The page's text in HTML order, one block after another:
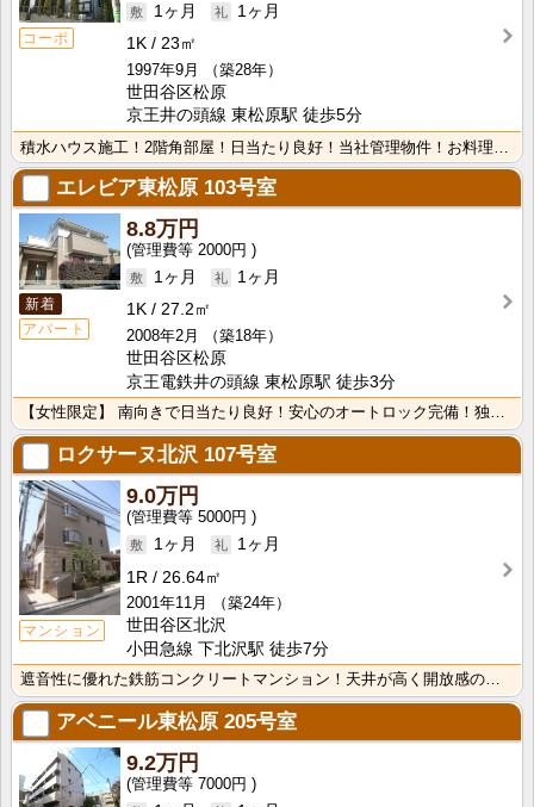
コーポ
1ヶ月
1ヶ月
1K
23㎡
1997年9月
（築28年）
世田谷区松原
京王井の頭線 東松原駅 徒歩5分
エレビア東松原 103号室
新着
アパート
8.8万円
2000円
1ヶ月
1ヶ月
1K
27.2㎡
2008年2月
（築18年）
世田谷区松原
京王電鉄井の頭線 東松原駅 徒歩3分
【女性限定】 南向きで日当たり良好！安心のオートロック完備！独立洗面台
ロクサーヌ北沢 107号室
マンション
9.0万円
5000円
1ヶ月
1ヶ月
1R
26.64㎡
2001年11月
（築24年）
世田谷区北沢
小田急線 下北沢駅 徒歩7分
遮音性に優れた鉄筋コンクリートマンション！天井が高く開放感のあるお部屋！安心のTVモニターホン付。閑･･･
アベニール東松原 205号室
9.2万円
7000円